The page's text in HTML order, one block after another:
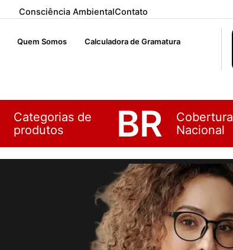
Consciência AmbientalContato
Quem Somos Calculadora de Gramatura
Categorias de
produtos
Cobertura
Nacional
BR